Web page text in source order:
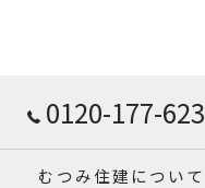
0120-177-623
むつみ住建について